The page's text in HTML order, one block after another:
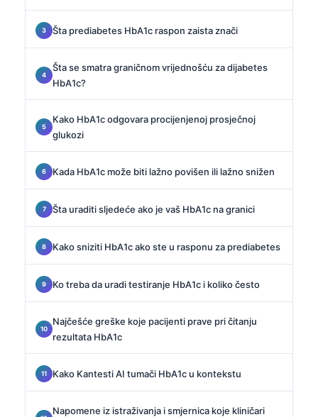
Šta prediabetes HbA1c raspon zaista znači
Šta se smatra graničnom vrijednošću za dijabetes
HbA1c?
Kako HbA1c odgovara procijenjenoj prosječnoj
glukozi
Kada HbA1c može biti lažno povišen ili lažno snižen
Šta uraditi sljedeće ako je vaš HbA1c na granici
Kako sniziti HbA1c ako ste u rasponu za prediabetes
Ko treba da uradi testiranje HbA1c i koliko često
Najčešće greške koje pacijenti prave pri čitanju
rezultata HbA1c
Kako Kantesti AI tumači HbA1c u kontekstu
Napomene iz istraživanja i smjernica koje kliničari